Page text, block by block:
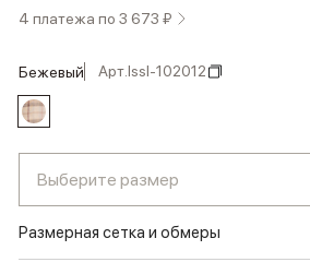
4 платежа по 3 673 ₽
бежевый Арт.lssl-102012
Выберите размер
Размерная сетка и обмеры